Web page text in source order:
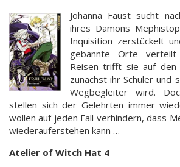
Johanna Faust sucht
ihres Dämons
Inquisition zerstückelt
gebannte Orte
Reisen trifft sie auf den
zunächst ihr Schüler und
Wegbegleiter wird.
stellen sich der Gelehrten immer
wollen auf jeden Fall verhindern, dass
wiederauferstehen kann …
Atelier of Witch Hat 4